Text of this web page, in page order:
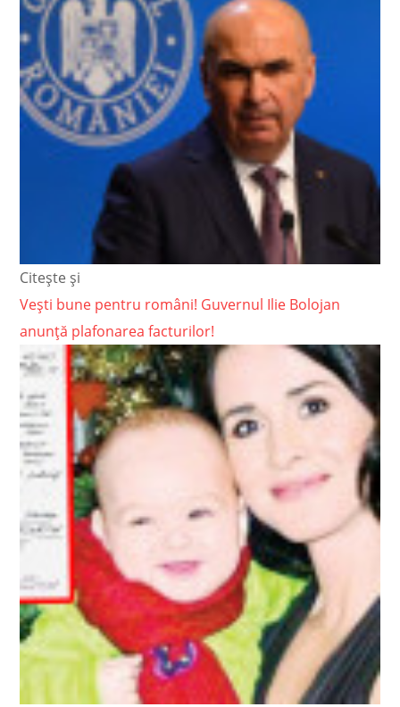
Citește și
Vești bune pentru români! Guvernul Ilie Bolojan
anunță plafonarea facturilor!